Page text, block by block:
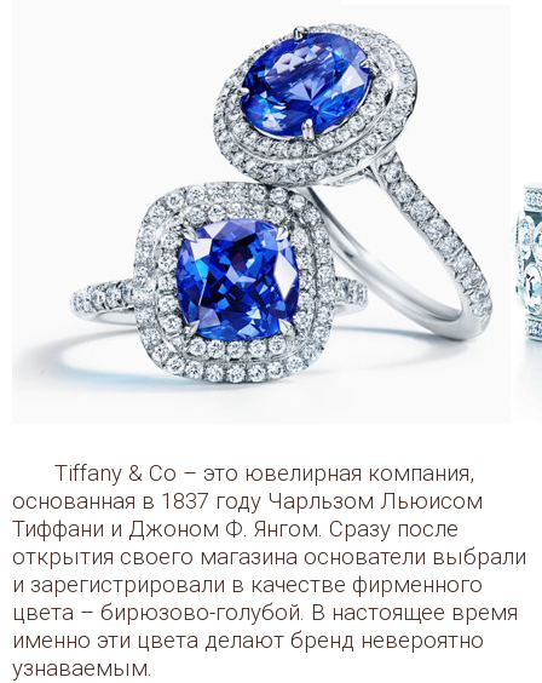
Tiffany & Co – это ювелирная компания,
основанная в 1837 году Чарльзом Льюисом
Тиффани и Джоном Ф. Янгом. Сразу после
открытия своего магазина основатели выбрали
и зарегистрировали в качестве фирменного
цвета – бирюзово-голубой. В настоящее время
именно эти цвета делают бренд невероятно
узнаваемым.